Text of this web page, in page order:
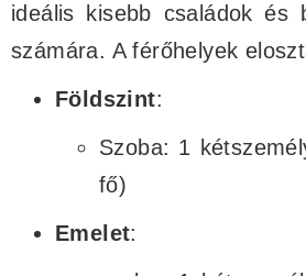
ideális kisebb családok és
számára. A férőhelyek
Földszint:
Szoba: 1
fő)
Emelet: